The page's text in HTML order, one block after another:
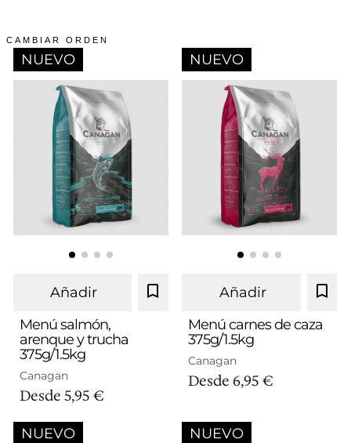
375g
NUEVO
Añadir
Menú salmón,
arenque y trucha
375g/1.5kg
Canagan
Desde 5,95 €
375g
NUEVO
Añadir
Menú carnes de caza
375g/1.5kg
Canagan
Desde 6,95 €
NUEVO NUEVO